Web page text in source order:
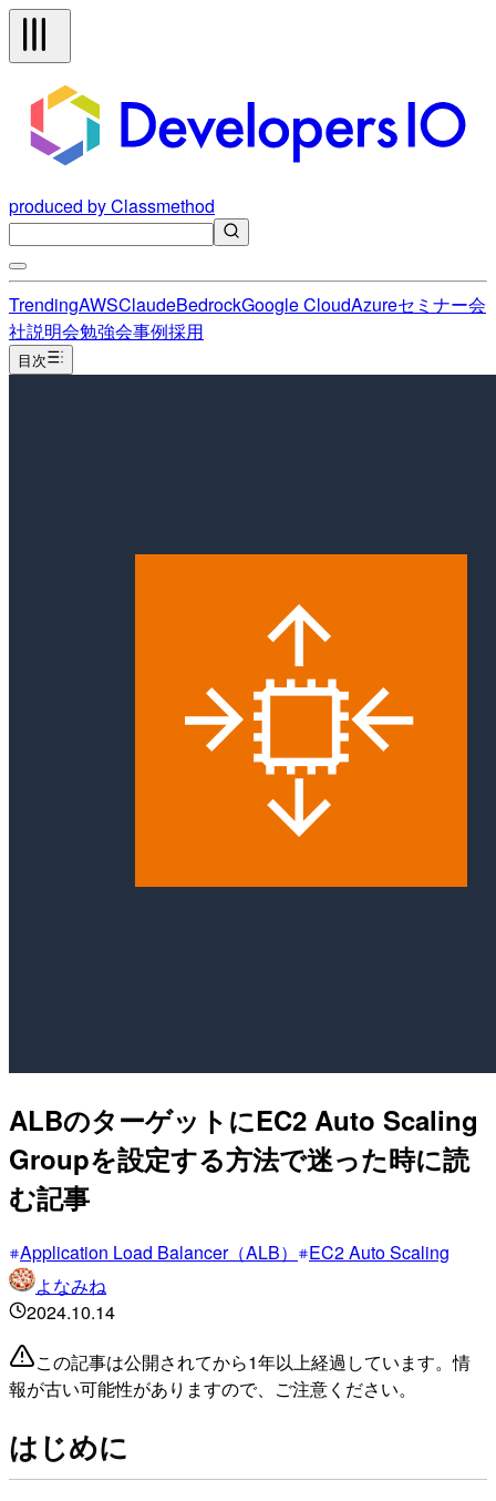
produced by Classmethod
TrendingAWSClaudeBedrockGoogle CloudAzureセミナー会
社説明会勉強会事例採用
目次
ALBのターゲットにEC2 Auto Scaling
Groupを設定する方法で迷った時に読
む記事
Application Load Balancer（ALB）
EC2 Auto Scaling
よなみね
2024.10.14
この記事は公開されてから1年以上経過しています。情
報が古い可能性がありますので、ご注意ください。
はじめに